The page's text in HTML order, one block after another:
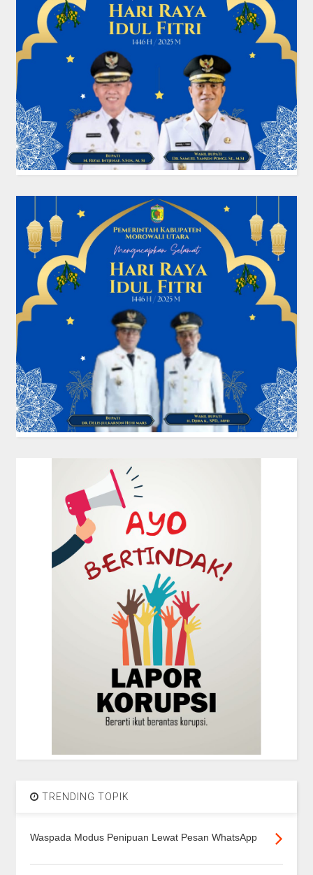
TRENDING TOPIK
Waspada Modus Penipuan Lewat Pesan WhatsApp